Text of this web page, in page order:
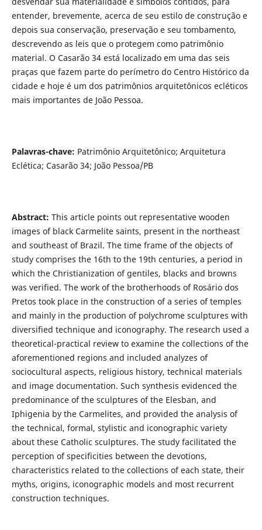
entender, brevemente, acerca de seu estilo de construção e
depois sua conservação, preservação e seu tombamento,
descrevendo as leis que o protegem como patrimônio
material. O Casarão 34 está localizado em uma das seis
praças que fazem parte do perímetro do Centro Histórico da
cidade e hoje é um dos patrimônios arquitetônicos ecléticos
mais importantes de João Pessoa.
Palavras-chave: Patrimônio Arquitetônico; Arquitetura
Eclética; Casarão 34; João Pessoa/PB
Abstract: This article points out representative wooden
images of black Carmelite saints, present in the northeast
and southeast of Brazil. The time frame of the objects of
study comprises the 16th to the 19th centuries, a period in
which the Christianization of gentiles, blacks and browns
was verified. The work of the brotherhoods of Rosário dos
Pretos took place in the construction of a series of temples
and mainly in the production of polychrome sculptures with
diversified technique and iconography. The research used a
theoretical-practical review to examine the collections of the
aforementioned regions and included analyzes of
sociocultural aspects, religious history, technical materials
and image documentation. Such synthesis evidenced the
predominance of the sculptures of the Elesban, and
Iphigenia by the Carmelites, and provided the analysis of
the technical, formal, stylistic and iconographic variety
about these Catholic sculptures. The study facilitated the
perception of specificities between the devotions,
characteristics related to the collections of each state, their
myths, origins, iconographic models and most recurrent
construction techniques.